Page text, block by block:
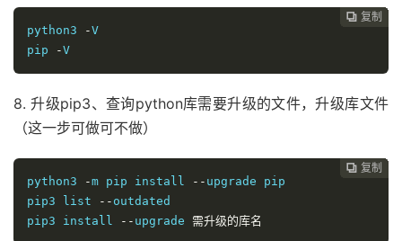
 复制
 复制
 复制
 复制
 复制
 复制
 复制
 复制
 复制
 复制
python3
-V
pip
-V
8. 升级pip3、查询python库需要升级的文件，升级库文件
（这一步可做可不做）
 复制
 复制
 复制
 复制
 复制
 复制
 复制
 复制
 复制
python3
-m pip install -- upgrade pip
pip3 list
-- outdated
pip3 install
-- upgrade 需升级的库名